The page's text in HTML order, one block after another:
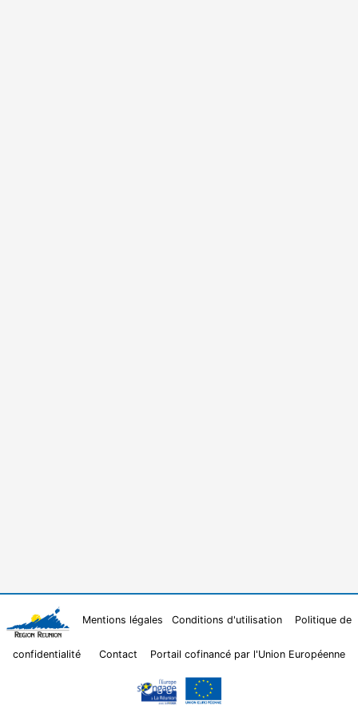
Mentions légales Conditions d'utilisation Politique de
confidentialité Contact Portail cofinancé par l'Union Européenne